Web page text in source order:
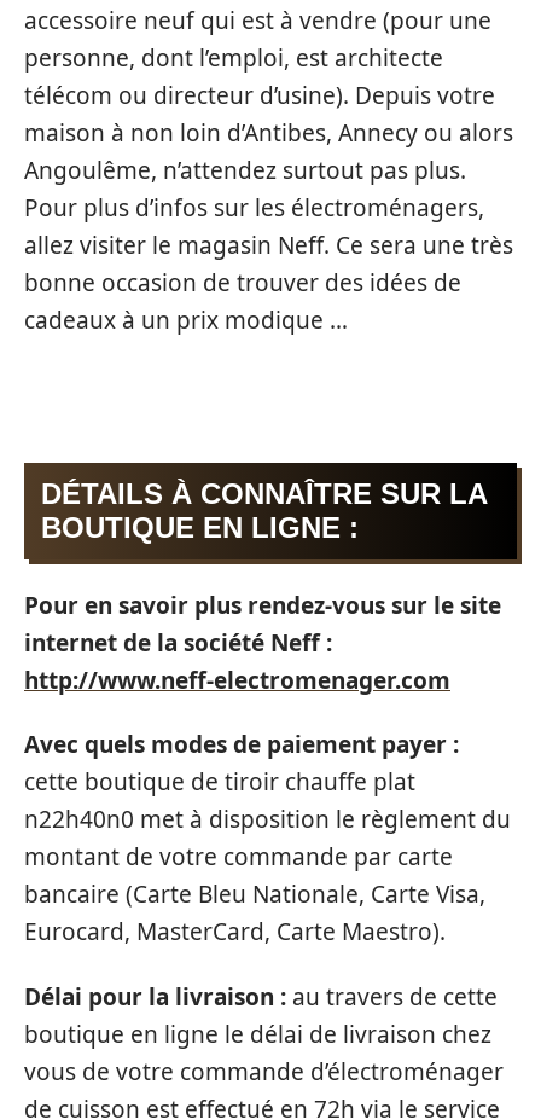
accessoire neuf qui est à vendre (pour une
personne, dont l’emploi, est architecte
télécom ou directeur d’usine). Depuis votre
maison à non loin d’Antibes, Annecy ou alors
Angoulême, n’attendez surtout pas plus.
Pour plus d’infos sur les électroménagers,
allez visiter le magasin Neff. Ce sera une très
bonne occasion de trouver des idées de
cadeaux à un prix modique …
DÉTAILS À CONNAÎTRE SUR LA
BOUTIQUE EN LIGNE :
Pour en savoir plus rendez-vous sur le site
internet de la société Neff :
http://www.neff-electromenager.com
Avec quels modes de paiement payer :
cette boutique de tiroir chauffe plat
n22h40n0 met à disposition le règlement du
montant de votre commande par carte
bancaire (Carte Bleu Nationale, Carte Visa,
Eurocard, MasterCard, Carte Maestro).
Délai pour la livraison : au travers de cette
boutique en ligne le délai de livraison chez
vous de votre commande d’électroménager
de cuisson est effectué en 72h via le service